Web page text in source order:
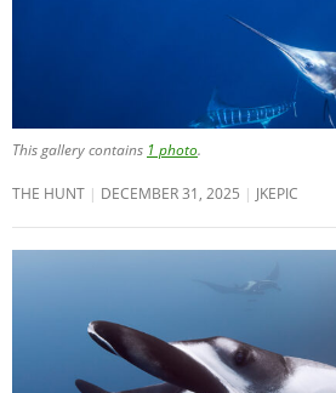
This gallery contains 1 photo.
THE HUNT DECEMBER 31, 2025 JKEPIC